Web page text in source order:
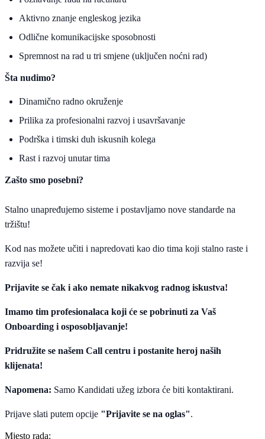
Aktivno znanje engleskog jezika
Odlične komunikacijske sposobnosti
Spremnost na rad u tri smjene (uključen noćni rad)
Šta nudimo?
Dinamično radno okruženje
Prilika za profesionalni razvoj i usavršavanje
Podrška i timski duh iskusnih kolega
Rast i razvoj unutar tima
Zašto smo posebni?
Stalno unapređujemo sisteme i postavljamo nove standarde na
tržištu!
Kod nas možete učiti i napredovati kao dio tima koji stalno raste i
razvija se!
Prijavite se čak i ako nemate nikakvog radnog iskustva!
Imamo tim profesionalaca koji će se pobrinuti za Vaš
Onboarding i osposobljavanje!
Pridružite se našem Call centru i postanite heroj naših
klijenata!
Napomena: Samo Kandidati užeg izbora će biti kontaktirani.
Prijave slati putem opcije "Prijavite se na oglas".
Mjesto rada: